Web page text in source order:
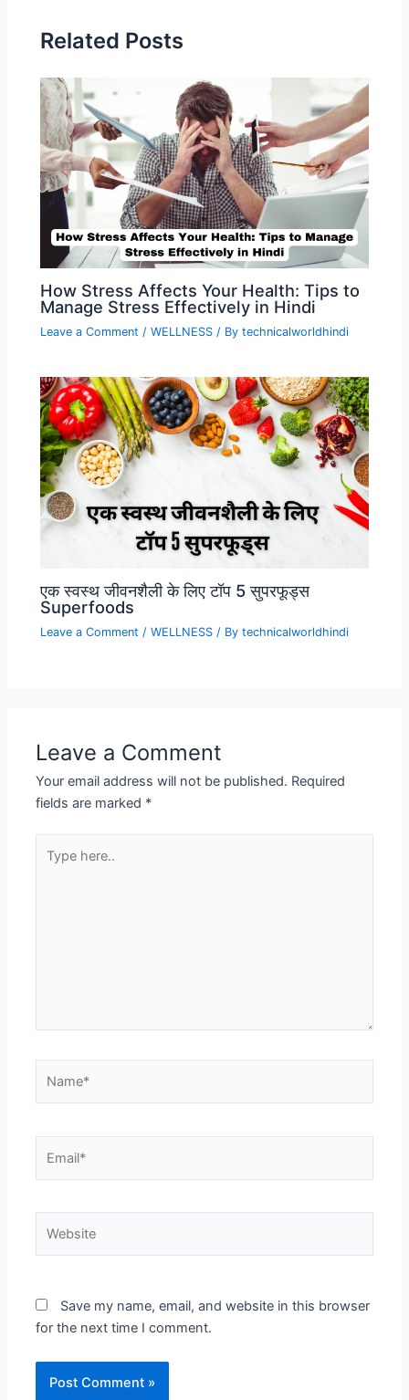
Related Posts
How Stress Affects Your Health: Tips to
Manage Stress Effectively in Hindi
Leave a Comment /WELLNESS / Bytechnicalworldhindi
एक स्वस्थ जीवनशैली के लिए टॉप 5 सुपरफूड्स
Superfoods
Leave a Comment /WELLNESS / Bytechnicalworldhindi
Leave a Comment
Your email address will not be published. Required
fields are marked *
here..
Save my name, email, and website in this browser
for the next time I comment.